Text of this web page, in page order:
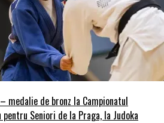
medalie de bronz la Campionatul
pentru Seniori de la Praga, la Judoka